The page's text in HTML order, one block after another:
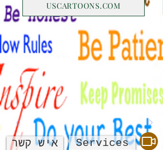
איש קשר
USCARTOONS.COM
Services